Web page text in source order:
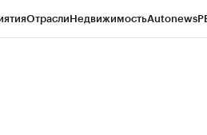
ОтраслиНедвижимостьAutonews